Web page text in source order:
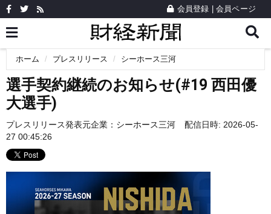
会員登録 会員ページ
ホーム プレスリリース シーホース三河
選手契約継続のお知らせ(#19 西田優
大選手)
プレスリリース発表元企業： シーホース三河
配信日時: 2026-05-
27 00:45:26